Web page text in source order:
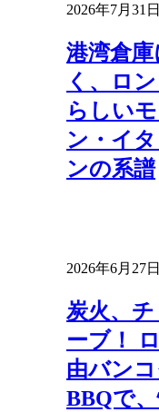
2026年7月31日
港湾倉
く、ロ
らしい
ン・イ
ンの系譜
2026年6月27日
炭火、
ーブ！
由バン
BBQで